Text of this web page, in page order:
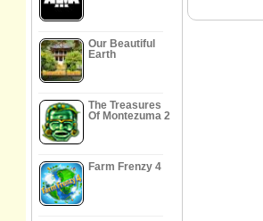
Our Beautiful
Earth
The Treasures
Of Montezuma 2
Farm Frenzy 4